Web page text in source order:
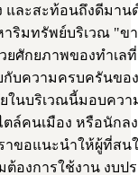
และสะท้อนถึงดีมาน
ริมทรัพย์บริเวณ "ข
ยศักยภาพของทำเล
บความครบครันขอ
ในบริเวณนี้มอบควา
ล์คนเมือง หรือนักล
าขอแนะนำให้ผู้ที่สน
ต้องการใช้งาน งบป